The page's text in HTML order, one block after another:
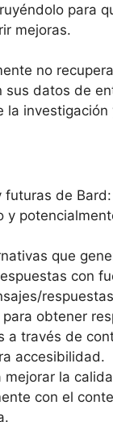
para
mejoras.
no
datos de
futuras de Bard:
que
con
obtener
a través de
accesibilidad.
la
con el